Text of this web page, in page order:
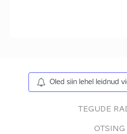
Oled siin lehel leidnud
TEGUDE
OTSING